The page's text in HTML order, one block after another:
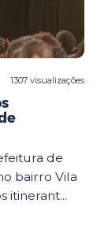
1307 visualizações
de
bairro Vila
itinerant...